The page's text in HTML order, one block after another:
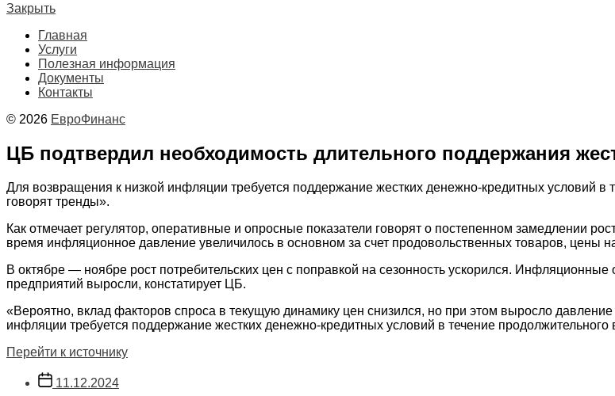
Закрыть
Главная
Услуги
Полезная информация
Документы
Контакты
© 2026 ЕвроФинанс
ЦБ подтвердил необходимость длительного поддержания
Для возвращения к низкой инфляции требуется поддержание жестких денежно-кредитных условий
говорят тренды».
Как отмечает регулятор, оперативные и опросные показатели говорят о постепенном замедлении
время инфляционное давление увеличилось в основном за счет продовольственных товаров,
В октябре — ноябре рост потребительских цен с поправкой на сезонность ускорился.
предприятий выросли, констатирует ЦБ.
«Вероятно, вклад факторов спроса в текущую динамику цен снизился, но при этом выросло
инфляции требуется поддержание жестких денежно-кредитных условий в течение
Перейти к источнику
Дата
записи
11.12.2024